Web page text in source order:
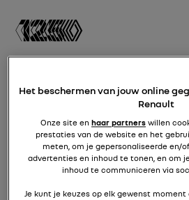
Het beschermen van jouw online
Renault
Onze site en haar partners willen
prestaties van de website en het
meten, om je gepersonaliseerde en/
advertenties en inhoud te tonen, en om
inhoud te communiceren via
Je kunt je keuzes op elk gewenst